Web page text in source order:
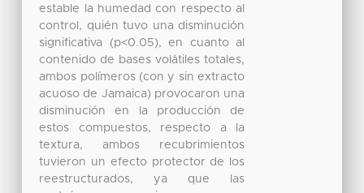
estable la humedad con respecto al
control, quién tuvo una disminución
significativa (p<0.05), en cuanto al
contenido de bases volátiles totales,
ambos polímeros (con y sin extracto
acuoso de Jamaica) provocaron una
disminución en la producción de
estos compuestos, respecto a la
textura, ambos recubrimientos
tuvieron un efecto protector de los
reestructurados, ya que las